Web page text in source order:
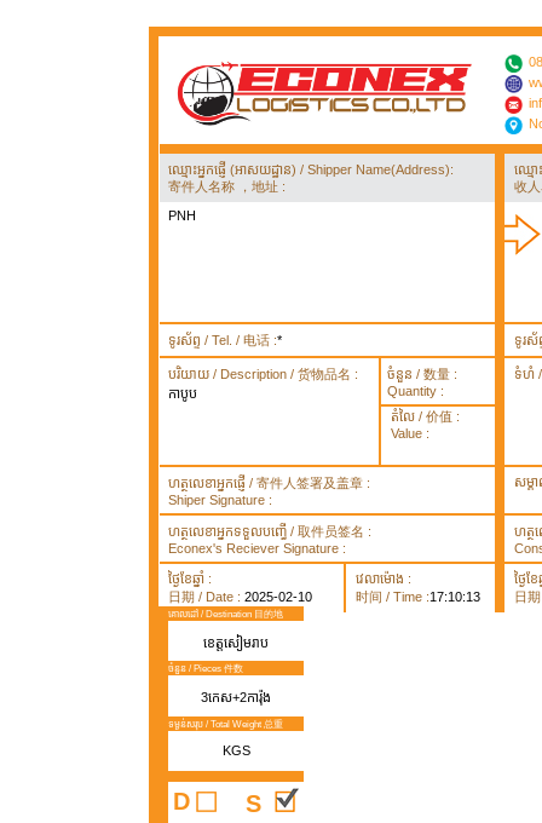
ឈ្មោះអ្នកផ្ញើ (អាសយដ្ឋាន) / Shipper Name(Address):
寄件人名称 ，地址 :
PNH
ឈ្មោ
收
ទូរស័ព្ទ / Tel. / 电话 :* ទូរស័
បរិយាយ / Description / 货物品名 :
កាបូប
ចំនួន / 数量 :
Quantity :
តំលៃ / 价值 :
Value :
ទំហំ /
ហត្ថលេខាអ្នកផ្ញើ / 寄件人签署及盖章 :
Shiper Signature :
សម្គ
ហត្ថលេខាអ្នកទទួលបញ្ធើ / 取件员签名 :
Econex's Reciever Signature :
ហត្ថ
ថ្ងៃខែឆ្នាំ :
日期 / Date : 2025-02-10
វេលាម៉ោង :
时间 / Time :17:10:13
ថ្ងៃខែ
日
គោលដៅ / Destination 目的地
ខេត្តសៀមរាប
ចំនួន / Pieces 件数
3កេស+2ការ៉ុង
ទម្ងន់សរុប / Total Weight 总重
KGS
D S